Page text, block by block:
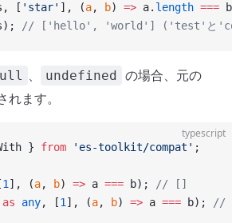
[ 'star' ], (a, b) => a. length ===
// ['hello', 'world'] ('test'と'code'
、 undefined の場合、元の
ます。
typescript
} from 'es-toolkit/compat' ;
1 ], (a, b) => a === b);
// []
as any, [1 ], (a, b) => a === b); //